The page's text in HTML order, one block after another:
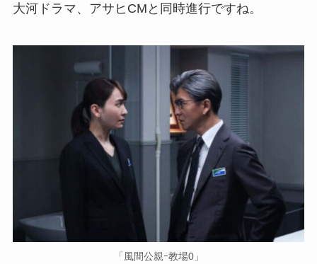
大河ドラマ、アサヒCMと同時進行ですね。
「風間公親ｰ教場0」